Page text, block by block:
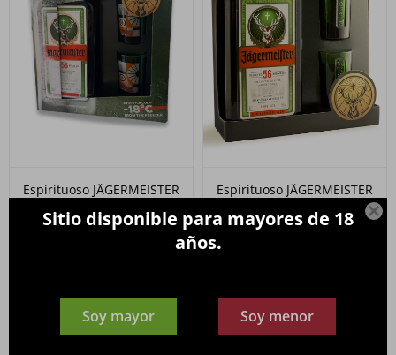

Sitio disponible para mayores de 18
años.
Soy mayor Soy menor
Espirituoso JÄGERMEISTER
limitada
Espirituoso JÄGERMEISTER
990